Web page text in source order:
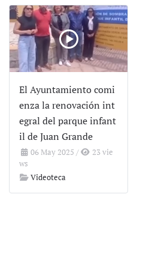
El Ayuntamiento comi
enza la renovación int
egral del parque infant
il de Juan Grande
06 May 2025 /
23 vie
ws
Videoteca